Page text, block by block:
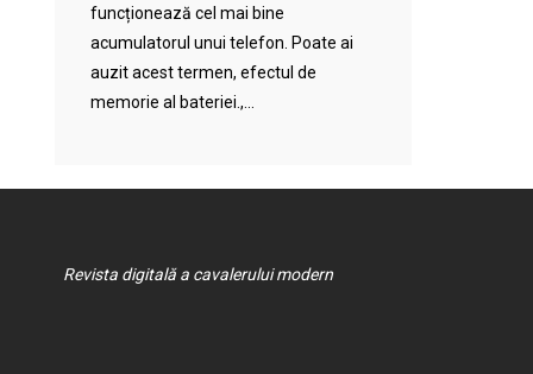
funcționează cel mai bine
acumulatorul unui telefon. Poate ai
auzit acest termen, efectul de
memorie al bateriei.,...
Revista digitală a cavalerului modern